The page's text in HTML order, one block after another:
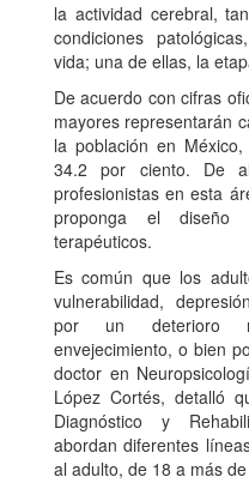
la actividad cerebral,
condiciones
vida; una de ellas, la
De acuerdo con cifras
mayores representarán
la población en
34.2 por ciento. De
profesionistas en esta
proponga el diseño
terapéuticos.
Es común que los
vulnerabilidad,
por un deterioro
envejecimiento, o bien
doctor en
López Cortés, detalló
Diagnóstico y
abordan diferentes
al adulto, de 18 a más